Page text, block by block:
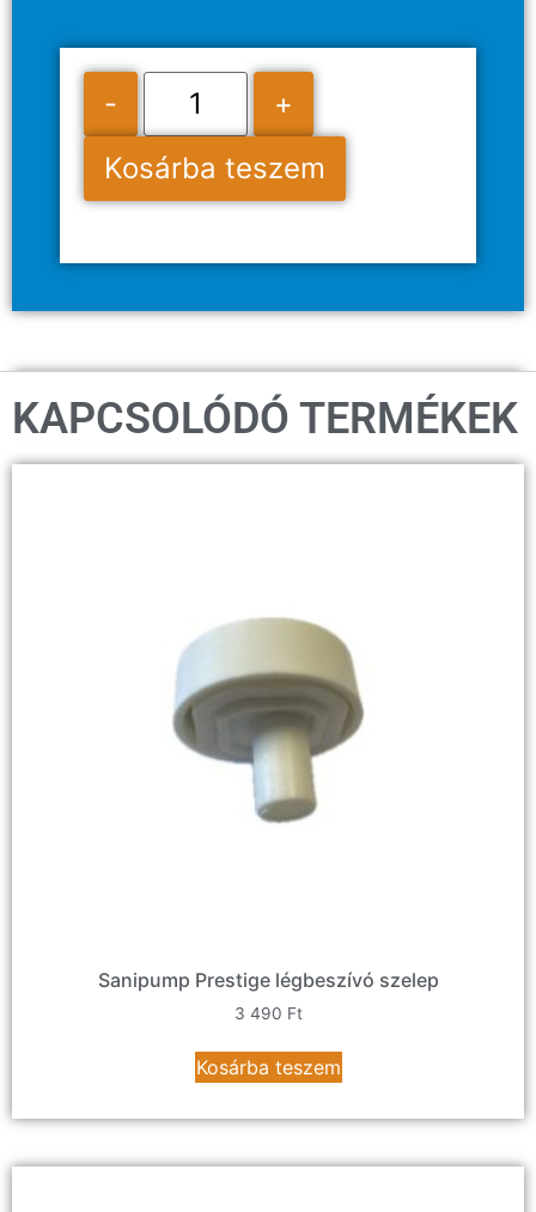
-
+
Kosárba teszem
KAPCSOLÓDÓ TERMÉKEK
Sanipump Prestige légbeszívó szelep
3 490 Ft
Kosárba teszem